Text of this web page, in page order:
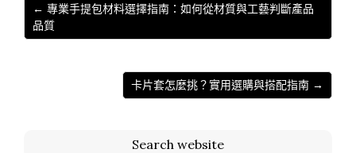
← 專業手提包材料選擇指南：如何從材質與工藝判斷產品
品質
卡片套怎麼挑？實用選購與搭配指南 →
Search website